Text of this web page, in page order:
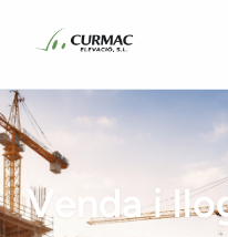
Venda i